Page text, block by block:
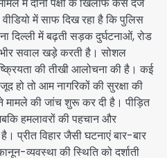
में साफ दिख रहा है कि पुलिस
दिल्ली में बढ़ती सड़क दुर्घटनाओं, रोड
सवाल खड़े करती है। सोशल
की तीखी आलोचना की है। कई
हो तो आम नागरिकों की सुरक्षा की
ने मामले की जांच शुरू कर दी है। पीड़ित
हमलावरों की पहचान और
प्रीत विहार जैसी घटनाएं बार-बार
व्यवस्था की स्थिति को दर्शाती